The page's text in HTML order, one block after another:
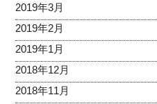
2019年3月
2019年2月
2019年1月
2018年12月
2018年11月